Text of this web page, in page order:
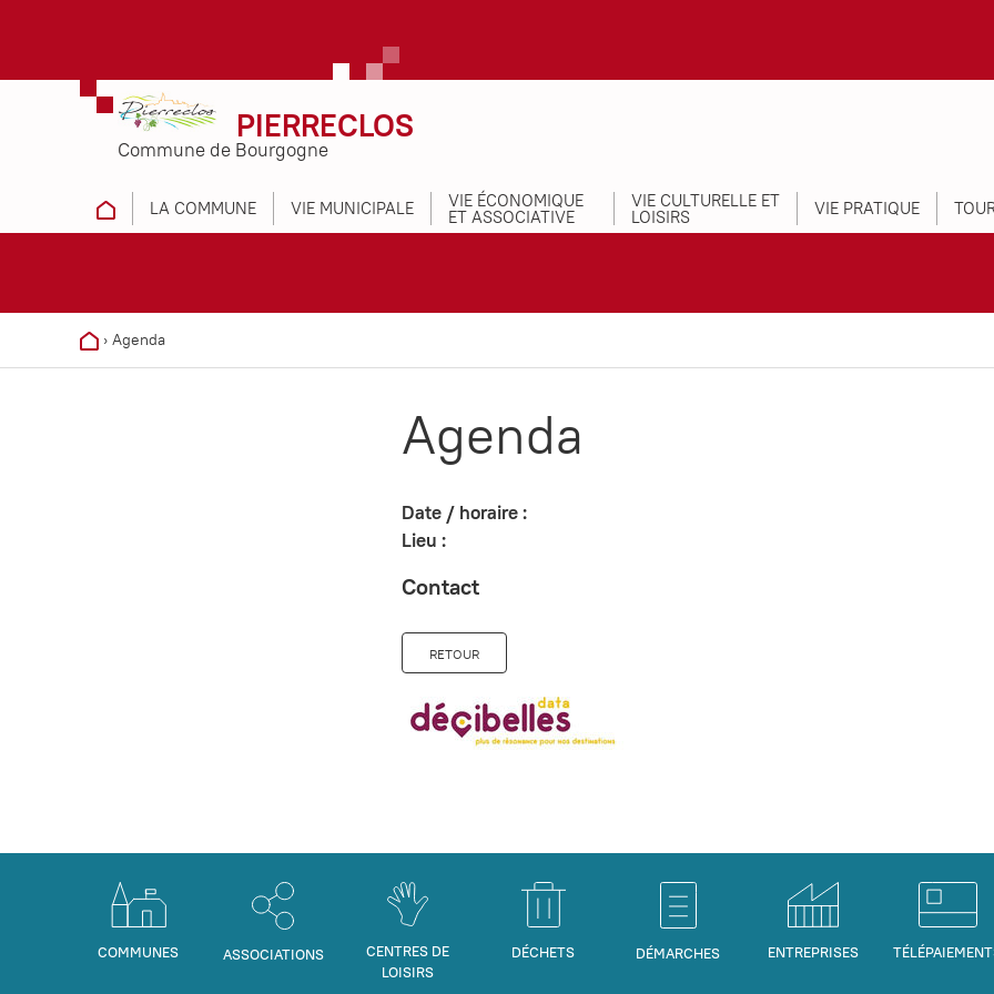
PIERRECLOS
Commune de Bourgogne
LA COMMUNE VIE MUNICIPALE VIE ÉCONOMIQUE
ET ASSOCIATIVE
VIE CULTURELLE ET
LOISIRS VIE PRATIQUE
› Agenda
Agenda
Date / horaire :
Lieu :
Contact
RETOUR
COMMUNES ASSOCIATIONS
CENTRES DE
LOISIRS
DÉCHETS DÉMARCHES ENTREPRISES